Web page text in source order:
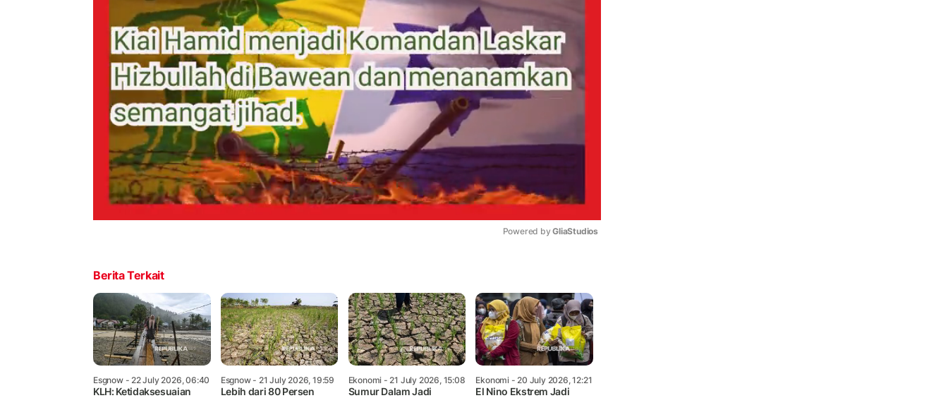
Powered by GliaStudios
Berita Terkait
Esgnow- 22 July 2026, 06:40
KLH: Ketidaksesuaian
Esgnow- 21 July 2026, 19:59
Lebih dari 80 Persen
Ekonomi - 21 July 2026, 15:08
Sumur Dalam Jadi
Ekonomi- 20 July 2026, 12:21
El Nino Ekstrem Jadi